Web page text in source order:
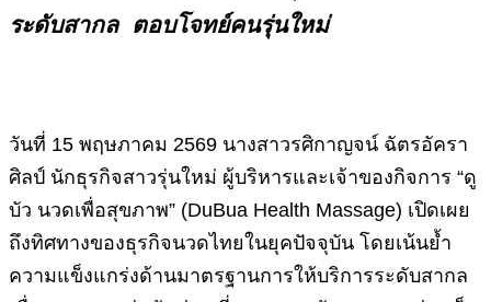
ระดับสากล ตอบโจทย์คนรุ่นใหม่
วันที่ 15 พฤษภาคม 2569 นางสาวรศิกาญจน์ ฉัตรอัครา
ศิลป์ นักธุรกิจสาวรุ่นใหม่ ผู้บริหารและเจ้าของกิจการ “ดู
บัว นวดเพื่อสุขภาพ” (DuBua Health Massage) เปิดเผย
ถึงทิศทางของธุรกิจนวดไทยในยุคปัจจุบัน โดยเน้นย้ำ
ความแข็งแกร่งด้านมาตรฐานการให้บริการระดับสากล